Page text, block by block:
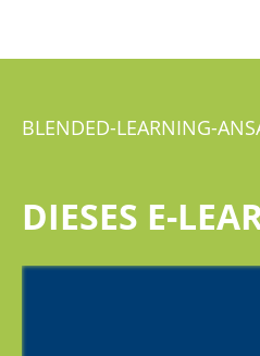
BLENDED-LEARNING-
DIESES E-